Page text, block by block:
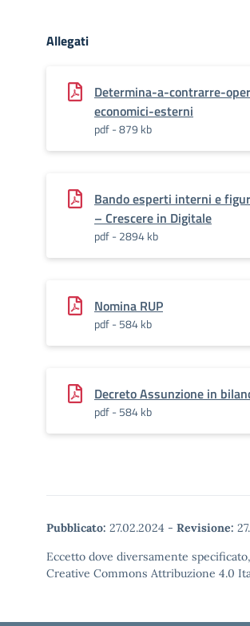
Allegati
Determina-a-contrarre-
economici-esterni
pdf - 879 kb
Bando esperti interni e
– Crescere in Digitale
pdf - 2894 kb
Nomina RUP
pdf - 584 kb
Decreto Assunzione in
pdf - 584 kb
Pubblicato: 27.02.2024 - Revisione:
Eccetto dove diversamente
Creative Commons Attribuzione 4.0